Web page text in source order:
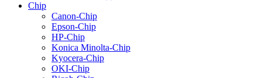
Chip
Canon-Chip
Epson-Chip
HP-Chip
Konica Minolta-Chip
Kyocera-Chip
OKI-Chip